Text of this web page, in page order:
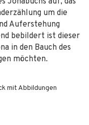
um die
Auferstehung
bebildert ist dieser
in den Bauch des
möchten.
mit Abbildungen